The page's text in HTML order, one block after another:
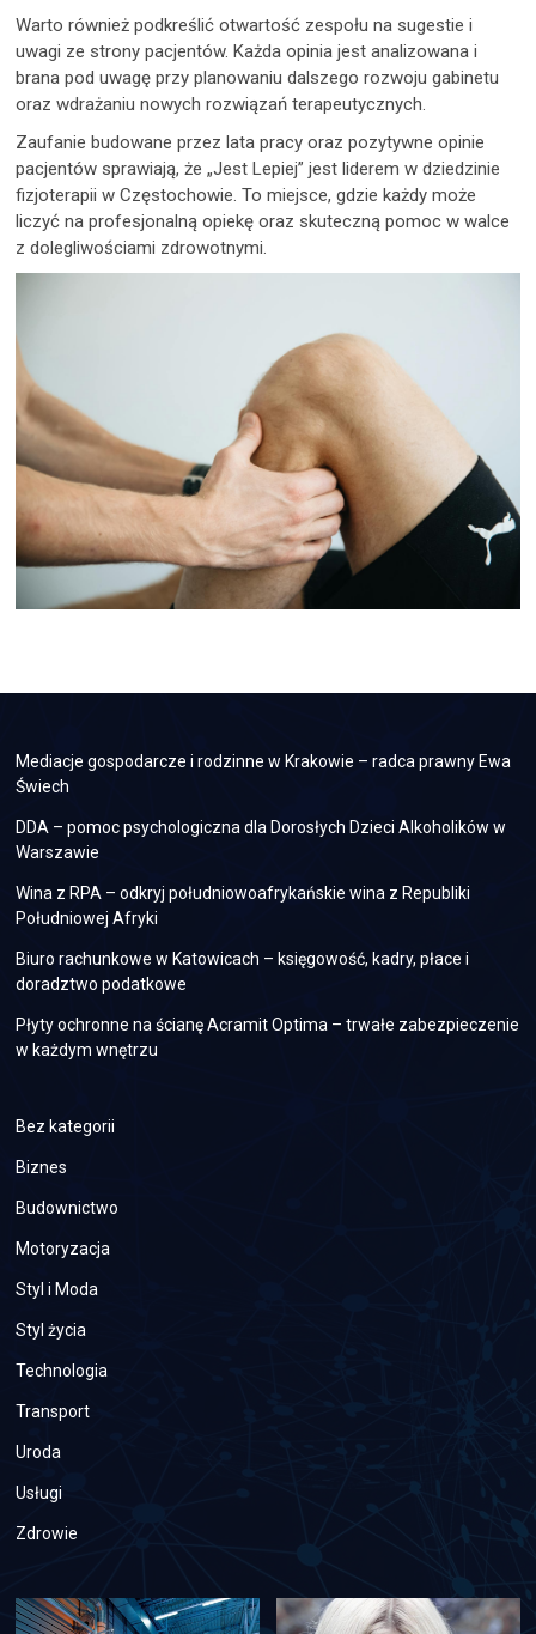
Warto również podkreślić otwartość zespołu na sugestie i
uwagi ze strony pacjentów. Każda opinia jest analizowana i
brana pod uwagę przy planowaniu dalszego rozwoju gabinetu
oraz wdrażaniu nowych rozwiązań terapeutycznych.
Zaufanie budowane przez lata pracy oraz pozytywne opinie
pacjentów sprawiają, że „Jest Lepiej” jest liderem w dziedzinie
fizjoterapii w Częstochowie. To miejsce, gdzie każdy może
liczyć na profesjonalną opiekę oraz skuteczną pomoc w walce
z dolegliwościami zdrowotnymi.
Mediacje gospodarcze i rodzinne w Krakowie – radca prawny Ewa
Świech
DDA – pomoc psychologiczna dla Dorosłych Dzieci Alkoholików w
Warszawie
Wina z RPA – odkryj południowoafrykańskie wina z Republiki
Południowej Afryki
Biuro rachunkowe w Katowicach – księgowość, kadry, płace i
doradztwo podatkowe
Płyty ochronne na ścianę Acramit Optima – trwałe zabezpieczenie
w każdym wnętrzu
Bez kategorii
Biznes
Budownictwo
Motoryzacja
Styl i Moda
Styl życia
Technologia
Transport
Uroda
Usługi
Zdrowie